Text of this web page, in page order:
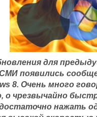
для
появились
8. Очень много
чрезвычайно
нажать